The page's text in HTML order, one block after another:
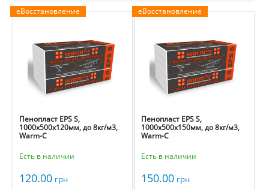
еВосстановление
Пенопласт EPS S,
1000х500х120мм, до 8кг/м3,
Warm-C
Есть в наличии
120.00 грн
еВосстановление
Пенопласт EPS S,
1000х500х150мм, до 8кг/м3,
Warm-C
Есть в наличии
150.00 грн